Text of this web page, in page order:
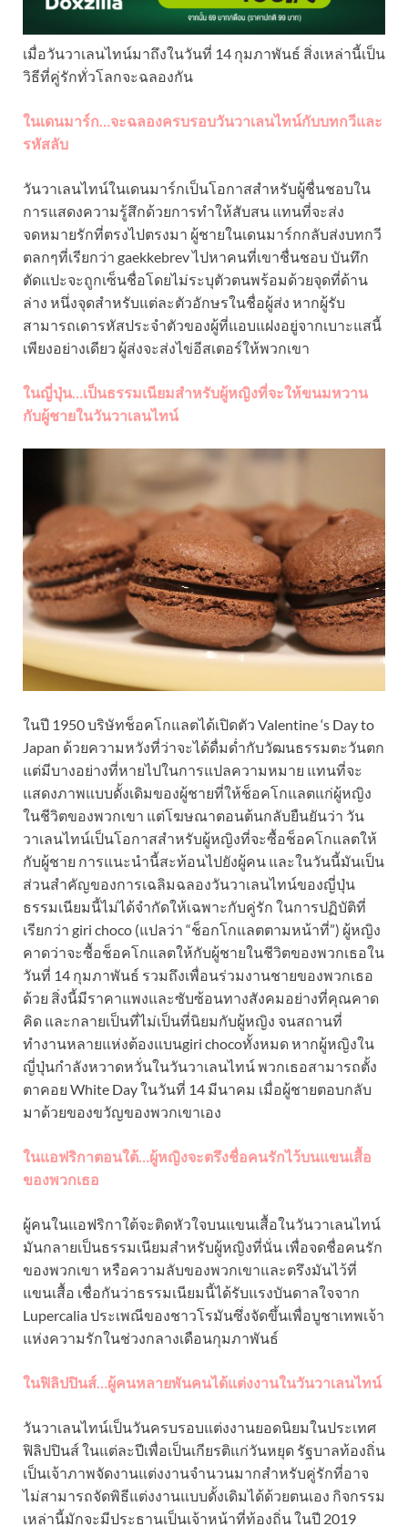
เมื่อวันวาเลนไทน์มาถึงในวันที่ 14 กุมภาพันธ์ สิ่งเหล่านี้เป็น
วิธีที่คู่รักทั่วโลกจะฉลองกัน
ในเดนมาร์ก…จะฉลองครบรอบวันวาเลนไทน์กับบทกวีและ
รหัสลับ
วันวาเลนไทน์ในเดนมาร์กเป็นโอกาสสำหรับผู้ชื่นชอบใน
การแสดงความรู้สึกด้วยการทำให้สับสน แทนที่จะส่ง
จดหมายรักที่ตรงไปตรงมา ผู้ชายในเดนมาร์กกลับส่งบทกวี
ตลกๆที่เรียกว่า gaekkebrev ไปหาคนที่เขาชื่นชอบ บันทึก
ตัดแปะจะถูกเซ็นชื่อโดยไม่ระบุตัวตนพร้อมด้วยจุดที่ด้าน
ล่าง หนึ่งจุดสำหรับแต่ละตัวอักษรในชื่อผู้ส่ง หากผู้รับ
สามารถเดารหัสประจำตัวของผู้ที่แอบแฝงอยู่จากเบาะแสนี้
เพียงอย่างเดียว ผู้ส่งจะส่งไข่อีสเตอร์ให้พวกเขา
ในญี่ปุ่น…เป็นธรรมเนียมสำหรับผู้หญิงที่จะให้ขนมหวาน
กับผู้ชายในวันวาเลนไทน์
ในปี 1950 บริษัทช็อคโกแลตได้เปิดตัว Valentine ‘s Day to
Japan ด้วยความหวังที่ว่าจะได้ดื่มด่ำกับวัฒนธรรมตะวันตก
แต่มีบางอย่างที่หายไปในการแปลความหมาย แทนที่จะ
แสดงภาพแบบดั้งเดิมของผู้ชายที่ให้ช็อคโกแลตแก่ผู้หญิง
ในชีวิตของพวกเขา แต่โฆษณาตอนต้นกลับยืนยันว่า วัน
วาเลนไทน์เป็นโอกาสสำหรับผู้หญิงที่จะซื้อช็อคโกแลตให้
กับผู้ชาย การแนะนำนี้สะท้อนไปยังผู้คน และในวันนี้มันเป็น
ส่วนสำคัญของการเฉลิมฉลองวันวาเลนไทน์ของญี่ปุ่น
ธรรมเนียมนี้ไม่ได้จำกัดให้เฉพาะกับคู่รัก ในการปฏิบัติที่
เรียกว่า giri choco (แปลว่า “ช็อกโกแลตตามหน้าที่”) ผู้หญิง
คาดว่าจะซื้อช็อคโกแลตให้กับผู้ชายในชีวิตของพวกเธอใน
วันที่ 14 กุมภาพันธ์ รวมถึงเพื่อนร่วมงานชายของพวกเธอ
ด้วย สิ่งนี้มีราคาแพงและซับซ้อนทางสังคมอย่างที่คุณคาด
คิด และกลายเป็นที่ไม่เป็นที่นิยมกับผู้หญิง จนสถานที่
ทำงานหลายแห่งต้องแบนgiri chocoทั้งหมด หากผู้หญิงใน
ญี่ปุ่นกำลังหวาดหวั่นในวันวาเลนไทน์ พวกเธอสามารถตั้ง
ตาคอย White Day ในวันที่ 14 มีนาคม เมื่อผู้ชายตอบกลับ
มาด้วยของขวัญของพวกเขาเอง
ในแอฟริกาตอนใต้…ผู้หญิงจะตรึงชื่อคนรักไว้บนแขนเสื้อ
ของพวกเธอ
ผู้คนในแอฟริกาใต้จะติดหัวใจบนแขนเสื้อในวันวาเลนไทน์
มันกลายเป็นธรรมเนียมสำหรับผู้หญิงที่นั่น เพื่อจดชื่อคนรัก
ของพวกเขา หรือความลับของพวกเขาและตรึงมันไว้ที่
แขนเสื้อ เชื่อกันว่าธรรมเนียมนี้ได้รับแรงบันดาลใจจาก
Lupercalia ประเพณีของชาวโรมันซึ่งจัดขึ้นเพื่อบูชาเทพเจ้า
แห่งความรักในช่วงกลางเดือนกุมภาพันธ์
ในฟิลิปปินส์…ผู้คนหลายพันคนได้แต่งงานในวันวาเลนไทน์
วันวาเลนไทน์เป็นวันครบรอบแต่งงานยอดนิยมในประเทศ
ฟิลิปปินส์ ในแต่ละปีเพื่อเป็นเกียรติแก่วันหยุด รัฐบาลท้องถิ่น
เป็นเจ้าภาพจัดงานแต่งงานจำนวนมากสำหรับคู่รักที่อาจ
ไม่สามารถจัดพิธีแต่งงานแบบดั้งเดิมได้ด้วยตนเอง กิจกรรม
เหล่านี้มักจะมีประธานเป็นเจ้าหน้าที่ท้องถิ่น ในปี 2019